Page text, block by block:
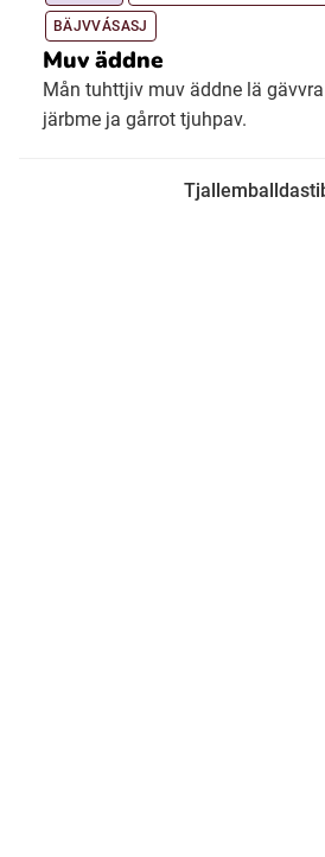
BÄJVVÁSASJ
Muv äddne
Mån tuhttjiv muv äddne lä
järbme ja gårrot tjuhpav.